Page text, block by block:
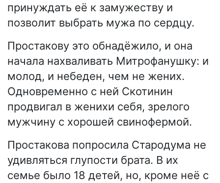
принуждать её к замужеству и
позволит выбрать мужа по сердцу.
Простакову это обнадёжило, и она
начала нахваливать Митрофанушку: и
молод, и небеден, чем не жених.
Одновременно с ней Скотинин
продвигал в женихи себя, зрелого
мужчину с хорошей свинофермой.
Простакова попросила Стародума не
удивляться глупости брата. В их
семье было 18 детей, но, кроме неё с